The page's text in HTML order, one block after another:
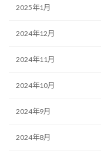
2025年1月
2024年12月
2024年11月
2024年10月
2024年9月
2024年8月